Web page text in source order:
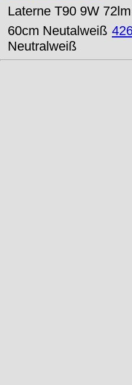
Laterne T90 9W
60cm Neutalweiß
Neutralweiß